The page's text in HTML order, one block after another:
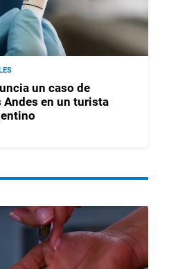
un caso de
Andes en un turista